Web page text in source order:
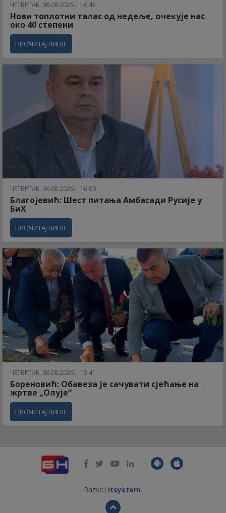
ЧЕТВРТАК, 06.08.2026 | 16:45
Нови топлотни талас од недеље, очекује нас
око 40 степени
ПРОЧИТАЈ ВИШЕ
ЧЕТВРТАК, 06.08.2026 | 16:00
Благојевић: Шест питања Амбасади Русије у
БиХ
ПРОЧИТАЈ ВИШЕ
ЧЕТВРТАК, 06.08.2026 | 15:41
Бореновић: Обавеза је сачувати сјећање на
жртве „Олује“
ПРОЧИТАЈ ВИШЕ
Razvoj itsystem.